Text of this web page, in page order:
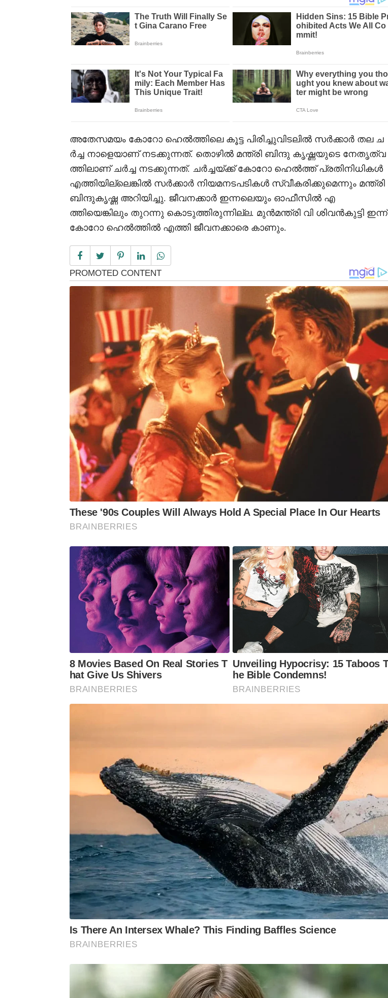
അതേസമയം കോറോ ഹെല്‍ത്തിലെ കൂട്ട പിരിച്ചുവിടലില്‍ സര്‍ക്കാര്‍ തല ച
ര്‍ച്ച നാളെയാണ് നടക്കുന്നത്. തൊഴില്‍ മന്ത്രി ബിന്ദു കൃഷ്ണയുടെ നേതൃത്വ
ത്തിലാണ് ചര്‍ച്ച നടക്കുന്നത്. ചര്‍ച്ചയ്ക്ക് കോറോ ഹെല്‍ത്ത് പ്രതിനിധികള്‍
എത്തിയില്ലെങ്കില്‍ സര്‍ക്കാര്‍ നിയമനടപടികള്‍ സ്വീകരിക്കുമെന്നും മന്ത്രി
ബിന്ദുകൃഷ്ണ അറിയിച്ചു. ജീവനക്കാര്‍ ഇന്നലെയും ഓഫീസില്‍ എ
ത്തിയെങ്കിലും തുറന്നു കൊടുത്തിരുന്നില്ല. മുന്‍മന്ത്രി വി ശിവന്‍കുട്ടി ഇന്ന്
കോറോ ഹെല്‍ത്തില്‍ എത്തി ജീവനക്കാരെ കാണും.